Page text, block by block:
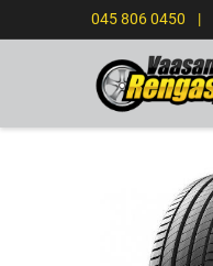
045 806 0450 |